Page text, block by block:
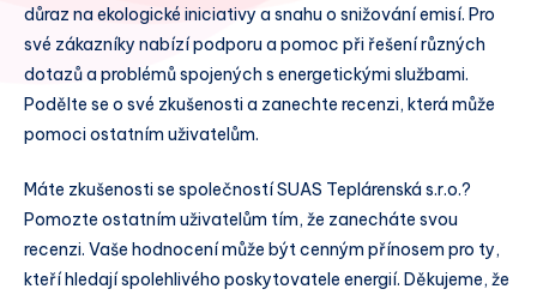
důraz na ekologické iniciativy a snahu o snižování emisí. Pro
své zákazníky nabízí podporu a pomoc při řešení různých
dotazů a problémů spojených s energetickými službami.
Podělte se o své zkušenosti a zanechte recenzi, která může
pomoci ostatním uživatelům.
Máte zkušenosti se společností SUAS Teplárenská s.r.o.?
Pomozte ostatním uživatelům tím, že zanecháte svou
recenzi. Vaše hodnocení může být cenným přínosem pro ty,
kteří hledají spolehlivého poskytovatele energií. Děkujeme, že